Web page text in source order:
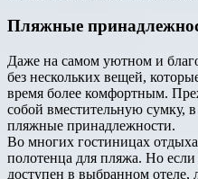
Пляжные
Даже на самом уютном и
без нескольких вещей,
время более комфортным.
собой вместительную сумку,
пляжные принадлежности.
Во многих гостиницах
полотенца для пляжа. Но если
доступен в выбранном